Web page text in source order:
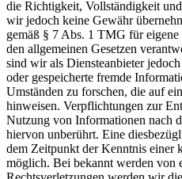
die Richtigkeit, Vollständigkeit
wir jedoch keine Gewähr
gemäß § 7 Abs. 1 TMG für eigene
den allgemeinen Gesetzen
sind wir als Diensteanbieter
oder gespeicherte fremde
Umständen zu forschen, die auf
hinweisen. Verpflichtungen zur
Nutzung von Informationen nach
hiervon unberührt. Eine
dem Zeitpunkt der Kenntnis einer
möglich. Bei bekannt werden von